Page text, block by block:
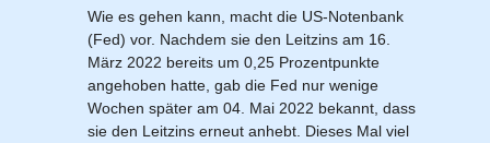
Wie es gehen kann, macht die US-Notenbank
(Fed) vor. Nachdem sie den Leitzins am 16.
März 2022 bereits um 0,25 Prozentpunkte
angehoben hatte, gab die Fed nur wenige
Wochen später am 04. Mai 2022 bekannt, dass
sie den Leitzins erneut anhebt. Dieses Mal viel